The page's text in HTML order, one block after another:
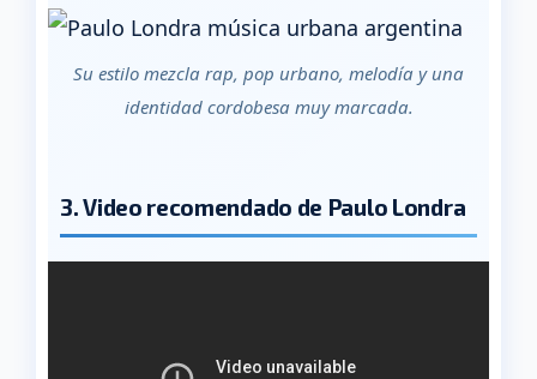
Su estilo mezcla rap, pop urbano, melodía y una
identidad cordobesa muy marcada.
3. Video recomendado de Paulo Londra